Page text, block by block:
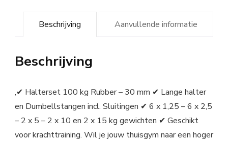
Beschrijving Aanvullende informatie
Beschrijving
‚✔ Halterset 100 kg Rubber – 30 mm ✔ Lange halter
en Dumbellstangen incl. Sluitingen ✔ 6 x 1,25 – 6 x 2,5
– 2 x 5 – 2 x 10 en 2 x 15 kg gewichten ✔ Geschikt
voor krachttraining. Wil je jouw thuisgym naar een hoger